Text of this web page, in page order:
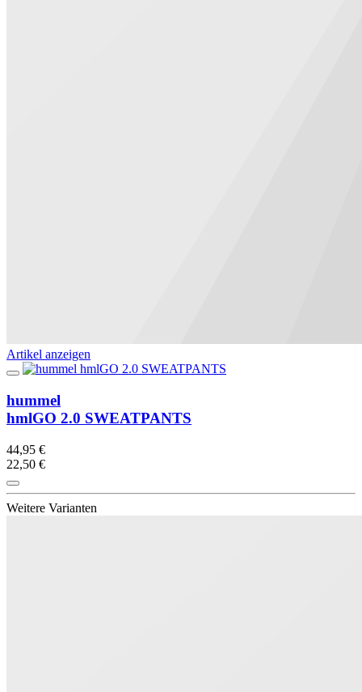
Artikel anzeigen
hummel
hmlGO 2.0 SWEATPANTS
44,95 €
22,50 €
Weitere Varianten